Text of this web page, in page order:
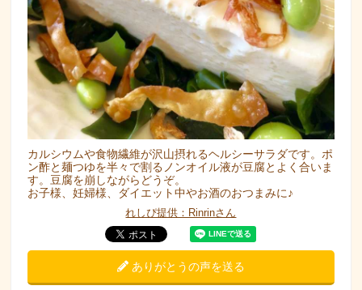
カルシウムや食物繊維が沢山摂れるヘルシーサラダです。ポ
ン酢と麺つゆを半々で割るノンオイル液が豆腐とよく合いま
す。豆腐を崩しながらどうぞ。
お子様、妊婦様、ダイエット中やお酒のおつまみに♪
れしぴ提供：Rinrinさん
ありがとうの声を送る